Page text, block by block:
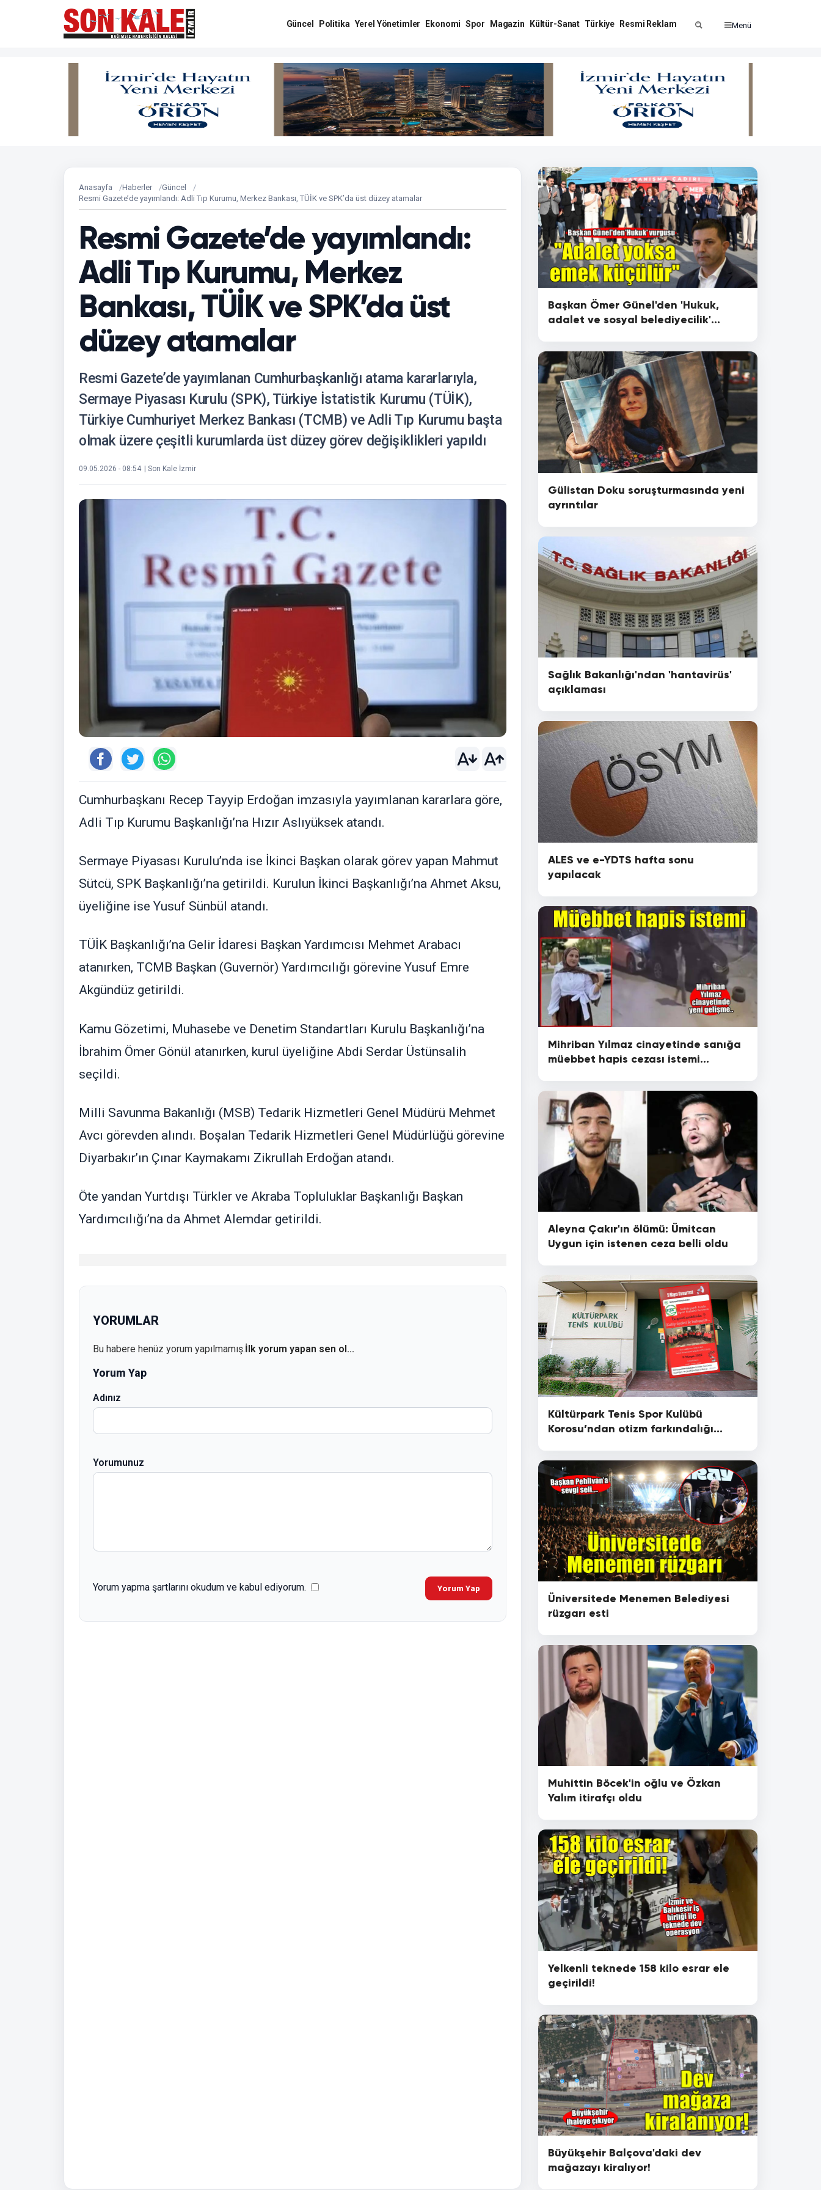
Güncel Politika Yerel Yönetimler Ekonomi Spor Magazin Kültür-Sanat Türkiye Resmi Reklam Menü
Anasayfa Haberler
Güncel
Resmi Gazete’de yayımlandı: Adli Tıp Kurumu, Merkez Bankası, TÜİK ve SPK’da üst düzey atamalar
Resmi Gazete’de yayımlandı:
Adli Tıp Kurumu, Merkez
Bankası, TÜİK ve SPK’da üst
düzey atamalar
Resmi Gazete’de yayımlanan Cumhurbaşkanlığı atama kararlarıyla,
Sermaye Piyasası Kurulu (SPK), Türkiye İstatistik Kurumu (TÜİK),
Türkiye Cumhuriyet Merkez Bankası (TCMB) ve Adli Tıp Kurumu başta
olmak üzere çeşitli kurumlarda üst düzey görev değişiklikleri yapıldı
09.05.2026 - 08:54 | Son Kale İzmir
Cumhurbaşkanı Recep Tayyip Erdoğan imzasıyla yayımlanan kararlara göre,
Adli Tıp Kurumu Başkanlığı’na Hızır Aslıyüksek atandı.
Sermaye Piyasası Kurulu’nda ise İkinci Başkan olarak görev yapan Mahmut
Sütcü, SPK Başkanlığı’na getirildi. Kurulun İkinci Başkanlığı’na Ahmet Aksu,
üyeliğine ise Yusuf Sünbül atandı.
TÜİK Başkanlığı’na Gelir İdaresi Başkan Yardımcısı Mehmet Arabacı
atanırken, TCMB Başkan (Guvernör) Yardımcılığı görevine Yusuf Emre
Akgündüz getirildi.
Kamu Gözetimi, Muhasebe ve Denetim Standartları Kurulu Başkanlığı’na
İbrahim Ömer Gönül atanırken, kurul üyeliğine Abdi Serdar Üstünsalih
seçildi.
Milli Savunma Bakanlığı (MSB) Tedarik Hizmetleri Genel Müdürü Mehmet
Avcı görevden alındı. Boşalan Tedarik Hizmetleri Genel Müdürlüğü görevine
Diyarbakır’ın Çınar Kaymakamı Zikrullah Erdoğan atandı.
Öte yandan Yurtdışı Türkler ve Akraba Topluluklar Başkanlığı Başkan
Yardımcılığı’na da Ahmet Alemdar getirildi.
YORUMLAR
Bu habere henüz yorum yapılmamış.İlk yorum yapan sen ol...
Yorum Yap
Adınız
Yorumunuz
Yorum yapma şartlarını okudum ve kabul ediyorum. Yorum Yap
Başkan Ömer Günel'den 'Hukuk,
adalet ve sosyal belediyecilik'
Gülistan Doku soruşturmasında yeni
ayrıntılar
Sağlık Bakanlığı'ndan 'hantavirüs'
açıklaması
ALES ve e-YDTS hafta sonu
yapılacak
Mihriban Yılmaz cinayetinde sanığa
müebbet hapis cezası istemi...
Aleyna Çakır'ın ölümü: Ümitcan
Uygun için istenen ceza belli oldu
Kültürpark Tenis Spor Kulübü
Korosu’ndan otizm farkındalığı
Üniversitede Menemen Belediyesi
rüzgarı esti
Muhittin Böcek'in oğlu ve Özkan
Yalım itirafçı oldu
Yelkenli teknede 158 kilo esrar ele
geçirildi!
Büyükşehir Balçova'daki dev
mağazayı kiralıyor!